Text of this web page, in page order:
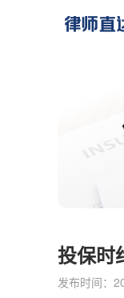
投保时
发布时间：